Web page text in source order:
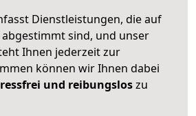
Dienstleistungen, die auf
sind, und unser
Ihnen jederzeit zur
können wir Ihnen dabei
und reibungsloszu